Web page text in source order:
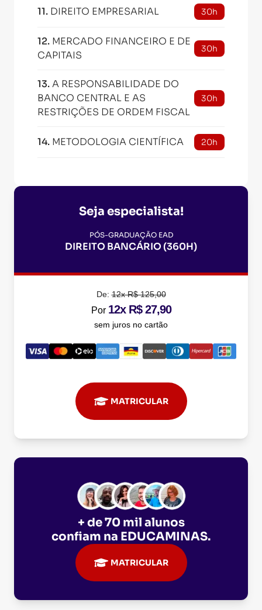
11. DIREITO EMPRESARIAL 30h
12. MERCADO FINANCEIRO E DE
CAPITAIS
30h
13.A RESPONSABILIDADE DO
BANCO CENTRAL E AS
RESTRIÇÕES DE ORDEM FISCAL
30h
14. METODOLOGIA CIENTÍFICA 20h
Seja especialista!
PÓS-GRADUAÇÃO EAD
DIREITO BANCÁRIO (360H)
De:12x R$ 125,00
Por 12x R$ 27,90
sem juros no cartão
MATRICULAR
+ de 70 mil alunos
confiam na EDUCAMINAS.
MATRICULAR